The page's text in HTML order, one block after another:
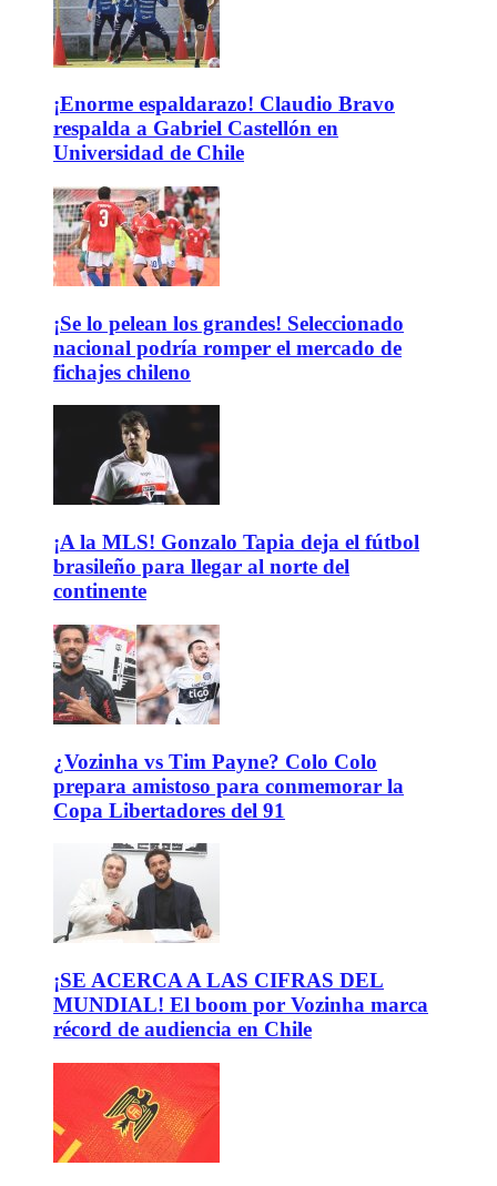
¡Enorme espaldarazo! Claudio Bravo
respalda a Gabriel Castellón en
Universidad de Chile
¡Se lo pelean los grandes! Seleccionado
nacional podría romper el mercado de
fichajes chileno
¡A la MLS! Gonzalo Tapia deja el fútbol
brasileño para llegar al norte del
continente
¿Vozinha vs Tim Payne? Colo Colo
prepara amistoso para conmemorar la
Copa Libertadores del 91
¡SE ACERCA A LAS CIFRAS DEL
MUNDIAL! El boom por Vozinha marca
récord de audiencia en Chile